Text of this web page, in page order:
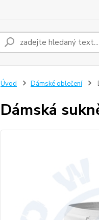
Úvod Dámské oblečení
Dámská